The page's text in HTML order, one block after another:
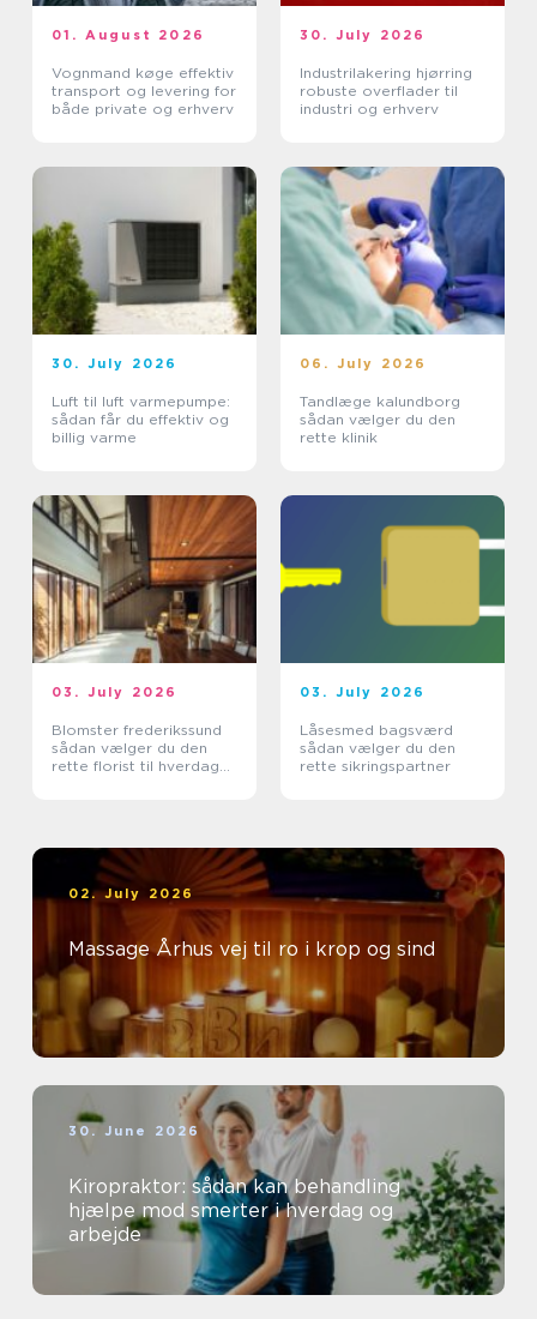
01. August 2026
Vognmand køge effektiv
transport og levering for
både private og erhverv
30. July 2026
Industrilakering hjørring
robuste overflader til
industri og erhverv
30. July 2026
Luft til luft varmepumpe:
sådan får du effektiv og
billig varme
06. July 2026
Tandlæge kalundborg
sådan vælger du den
rette klinik
03. July 2026
Blomster frederikssund
sådan vælger du den
rette florist til hverdag
03. July 2026
Låsesmed bagsværd
sådan vælger du den
rette sikringspartner
02. July 2026
Massage Århus vej til ro i krop og sind
30. June 2026
Kiropraktor: sådan kan behandling
hjælpe mod smerter i hverdag og
arbejde